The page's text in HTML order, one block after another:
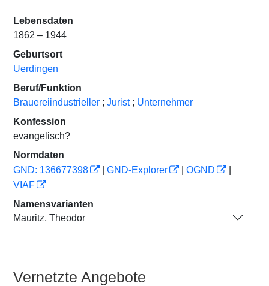
Lebensdaten
1862 – 1944
Geburtsort
Uerdingen
Beruf/Funktion
Brauereiindustrieller ; Jurist ; Unternehmer
Konfession
evangelisch?
Normdaten
GND: 136677398
GND-Explorer OGND
VIAF
Namensvarianten
Mauritz, Theodor
Vernetzte Angebote